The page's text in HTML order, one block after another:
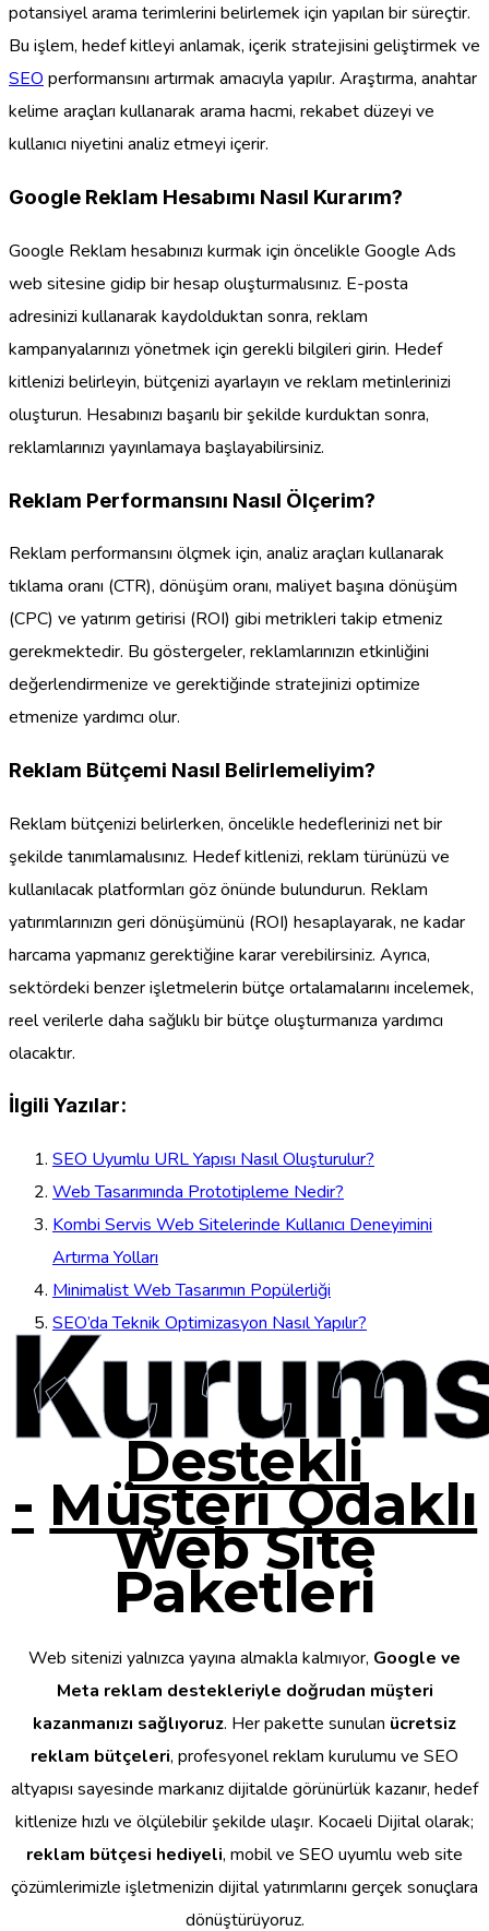
potansiyel arama terimlerini belirlemek için yapılan bir süreçtir.
Bu işlem, hedef kitleyi anlamak, içerik stratejisini geliştirmek ve
SEO performansını artırmak amacıyla yapılır. Araştırma, anahtar
kelime araçları kullanarak arama hacmi, rekabet düzeyi ve
kullanıcı niyetini analiz etmeyi içerir.
Google Reklam Hesabımı Nasıl Kurarım?
Google Reklam hesabınızı kurmak için öncelikle Google Ads
web sitesine gidip bir hesap oluşturmalısınız. E-posta
adresinizi kullanarak kaydolduktan sonra, reklam
kampanyalarınızı yönetmek için gerekli bilgileri girin. Hedef
kitlenizi belirleyin, bütçenizi ayarlayın ve reklam metinlerinizi
oluşturun. Hesabınızı başarılı bir şekilde kurduktan sonra,
reklamlarınızı yayınlamaya başlayabilirsiniz.
Reklam Performansını Nasıl Ölçerim?
Reklam performansını ölçmek için, analiz araçları kullanarak
tıklama oranı (CTR), dönüşüm oranı, maliyet başına dönüşüm
(CPC) ve yatırım getirisi (ROI) gibi metrikleri takip etmeniz
gerekmektedir. Bu göstergeler, reklamlarınızın etkinliğini
değerlendirmenize ve gerektiğinde stratejinizi optimize
etmenize yardımcı olur.
Reklam Bütçemi Nasıl Belirlemeliyim?
Reklam bütçenizi belirlerken, öncelikle hedeflerinizi net bir
şekilde tanımlamalısınız. Hedef kitlenizi, reklam türünüzü ve
kullanılacak platformları göz önünde bulundurun. Reklam
yatırımlarınızın geri dönüşümünü (ROI) hesaplayarak, ne kadar
harcama yapmanız gerektiğine karar verebilirsiniz. Ayrıca,
sektördeki benzer işletmelerin bütçe ortalamalarını incelemek,
reel verilerle daha sağlıklı bir bütçe oluşturmanıza yardımcı
olacaktır.
İlgili Yazılar:
SEO Uyumlu URL Yapısı Nasıl Oluşturulur?
Web Tasarımında Prototipleme Nedir?
Kombi Servis Web Sitelerinde Kullanıcı Deneyimini
Artırma Yolları
Minimalist Web Tasarımın Popülerliği
SEO’da Teknik Optimizasyon Nasıl Yapılır?
Destekli
- Müşteri Odaklı
Web Site
Paketleri
Web sitenizi yalnızca yayına almakla kalmıyor, Google ve
Meta reklam destekleriyle doğrudan müşteri
kazanmanızı sağlıyoruz. Her pakette sunulan ücretsiz
reklam bütçeleri, profesyonel reklam kurulumu ve SEO
altyapısı sayesinde markanız dijitalde görünürlük kazanır, hedef
kitlenize hızlı ve ölçülebilir şekilde ulaşır. Kocaeli Dijital olarak;
reklam bütçesi hediyeli, mobil ve SEO uyumlu web site
çözümlerimizle işletmenizin dijital yatırımlarını gerçek sonuçlara
dönüştürüyoruz.